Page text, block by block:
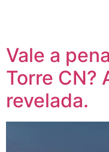
Vale a
Torre CN?
revelada.